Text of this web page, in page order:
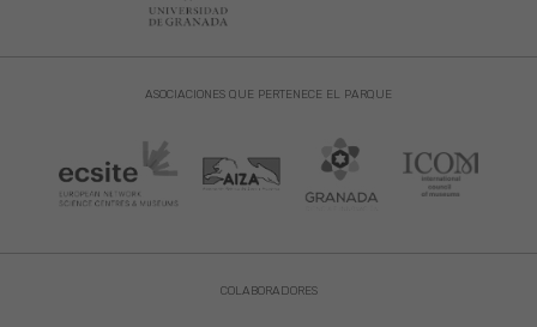
ASOCIACIONES QUE PERTENECE EL PARQUE
COLABORADORES